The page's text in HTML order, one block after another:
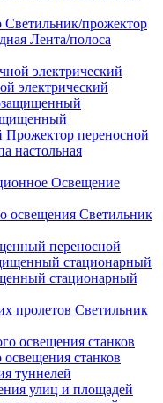
Светильник/прожектор
Лента/полоса
электрический
Прожектор переносной
настольная
Освещение
Светильник
переносной
стационарный
Светильник
станков
туннелей